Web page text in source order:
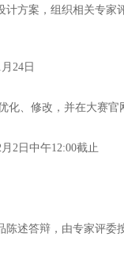
计方案，组织相关专
24日
化、修改，并在大赛官
2日中午12:00截止
陈述答辩，由专家评委